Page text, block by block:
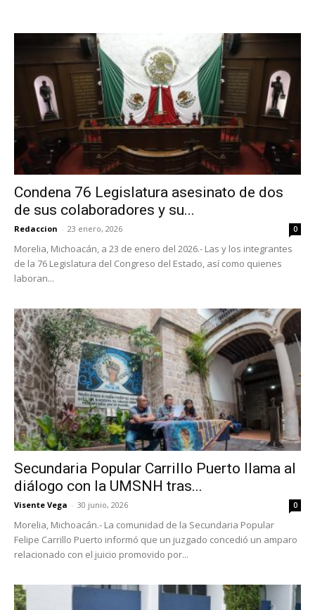
Condena 76 Legislatura asesinato de dos
de sus colaboradores y su...
Redaccion - 23 enero, 2026 0
Morelia, Michoacán, a 23 de enero del 2026.- Las y los integrantes
de la 76 Legislatura del Congreso del Estado, así como quienes
laboran...
Secundaria Popular Carrillo Puerto llama al
diálogo con la UMSNH tras...
Visente Vega - 30 junio, 2026 0
Morelia, Michoacán.- La comunidad de la Secundaria Popular
Felipe Carrillo Puerto informó que un juzgado concedió un amparo
relacionado con el juicio promovido por...